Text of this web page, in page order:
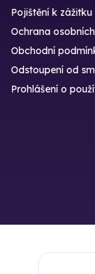
Pojištění k zážitku
Ochrana
Obchodní
Odstoupení od
Prohlášení o